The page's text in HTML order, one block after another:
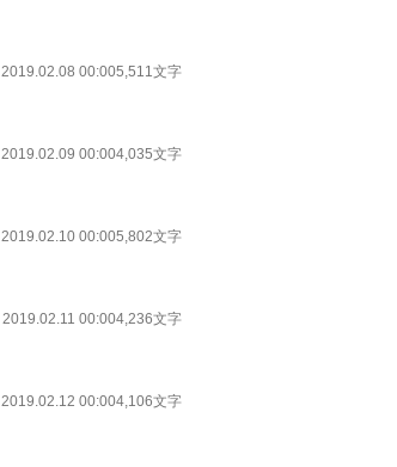
2019.02.08 00:005,511文字
2019.02.09 00:004,035文字
2019.02.10 00:005,802文字
2019.02.11 00:004,236文字
2019.02.12 00:004,106文字